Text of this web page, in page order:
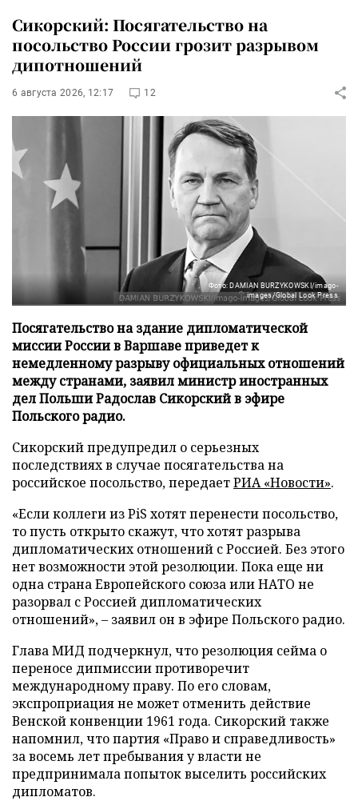
Сикорский: Посягательство на
посольство России грозит разрывом
дипотношений
6 августа 2026, 12:17 12
Фото: DAMIAN BURZYKOWSKI/imago-
images/Global Look Press
Посягательство на здание дипломатической
миссии России в Варшаве приведет к
немедленному разрыву официальных отношений
между странами, заявил министр иностранных
дел Польши Радослав Сикорский в эфире
Польского радио.
Сикорский предупредил о серьезных
последствиях в случае посягательства на
российское посольство, передаетРИА «Новости».
«Если коллеги из PiS хотят перенести посольство,
то пусть открыто скажут, что хотят разрыва
дипломатических отношений с Россией. Без этого
нет возможности этой резолюции. Пока еще ни
одна страна Европейского союза или НАТО не
разорвал с Россией дипломатических
отношений», – заявил он в эфире Польского радио.
Глава МИД подчеркнул, что резолюция сейма о
переносе дипмиссии противоречит
международному праву. По его словам,
экспроприация не может отменить действие
Венской конвенции 1961 года. Сикорский также
напомнил, что партия «Право и справедливость»
за восемь лет пребывания у власти не
предпринимала попыток выселить российских
дипломатов.